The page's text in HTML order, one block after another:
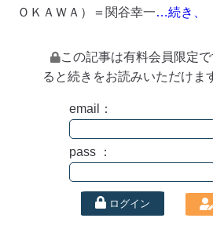
ＯＫＡＷＡ）＝関谷幸一…続き、
この記事は有料会員限定
ると続きをお読みいただけま
email：
pass ：
ログイン